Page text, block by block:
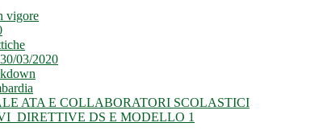
vigore
03/2020
ATA E COLLABORATORI SCOLASTICI
DIRETTIVE DS E MODELLO 1